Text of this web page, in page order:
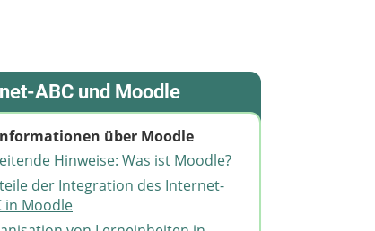
ABC und Moodle
über Moodle
Hinweise: Was ist Moodle?
der Integration des Internet-
in Moodle